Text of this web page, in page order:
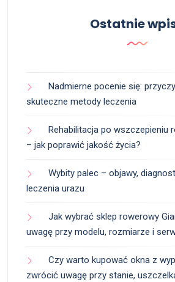
Ostatnie
Nadmierne pocenie się:
skuteczne metody leczenia
Rehabilitacja po wszczepieniu
– jak poprawić jakość życia?
Wybity palec – objawy,
leczenia urazu
Jak wybrać sklep rowerowy
uwagę przy modelu, rozmiarze i
Czy warto kupować okna z
zwrócić uwagę przy stanie,